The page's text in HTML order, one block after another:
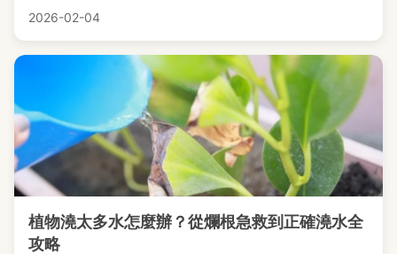
2026-02-04
植物澆太多水怎麼辦？從爛根急救到正確澆水全
攻略